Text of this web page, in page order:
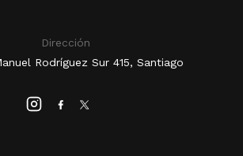
Dirección
Rodríguez Sur 415, Santiago